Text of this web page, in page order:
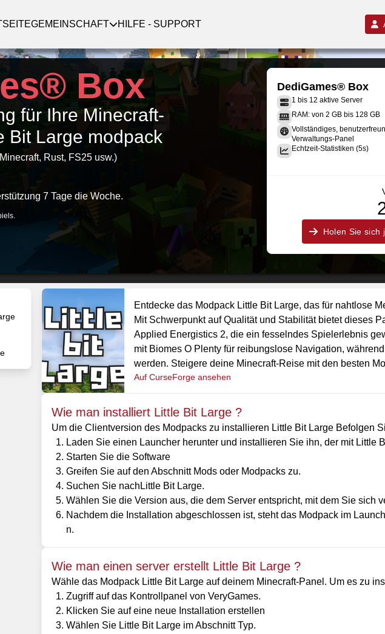
GEMEINSCHAFT HILFE - SUPPORT
Box
für Ihre Minecraft-
Bit Large modpack
Rust, FS25 usw.)
7 Tage die Woche.
DediGames® Box
1 bis 12 aktive Server
RAM: von 2 GB bis 128 GB
Vollständiges,
Verwaltungs-Panel
Echtzeit-Statistiken (5s)
Holen Sie sich
Entdecke das Modpack Little Bit Large, das für nahtlose
Mit Schwerpunkt auf Qualität und Stabilität bietet dieses
Applied Energistics 2, die ein fesselndes Spielerlebnis
mit Biomes O Plenty für reibungslose Navigation,
werden. Steigere deine Minecraft-Reise mit den besten
Auf CurseForge ansehen
Wie man installiert Little Bit Large ?
Um die Clientversion des Modpacks zu installieren Little Bit Large Befolgen
Laden Sie einen Launcher herunter und installieren Sie ihn, der mit Little
Starten Sie die Software
Greifen Sie auf den Abschnitt Mods oder Modpacks zu.
Suchen Sie nachLittle Bit Large.
Wählen Sie die Version aus, die dem Server entspricht, mit dem Sie sich
Nachdem die Installation abgeschlossen ist, steht das Modpack im
n.
Wie man einen server erstellt Little Bit Large ?
Wähle das Modpack Little Bit Large auf deinem Minecraft-Panel. Um es zu
Zugriff auf das Kontrollpanel von VeryGames.
Klicken Sie auf eine neue Installation erstellen
Wählen Sie Little Bit Large im Abschnitt Typ.